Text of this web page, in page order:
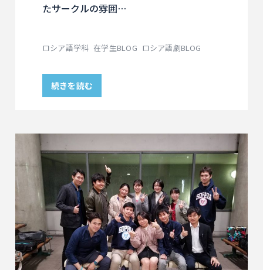
たサークルの雰囲…
ロシア語学科 在学生BLOG ロシア語劇BLOG
続きを読む